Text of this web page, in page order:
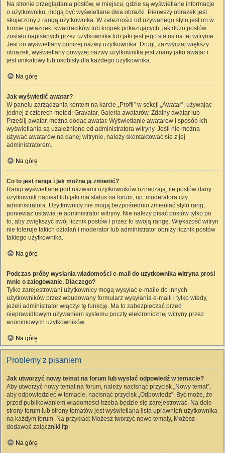
Na stronie przeglądania postów, w miejscu, gdzie są wyświetlane informacje
o użytkowniku, mogą być wyświetlane dwa obrazki. Pierwszy obrazek jest
skojarzony z rangą użytkownika. W zależności od używanego stylu jest on w
formie gwiazdek, kwadracików lub kropek pokazujących, jak dużo postów
zostało napisanych przez użytkownika lub jaki jest jego status na tej witrynie.
Jest on wyświetlany poniżej nazwy użytkownika. Drugi, zazwyczaj większy
obrazek, wyświetlany powyżej nazwy użytkownika jest znany jako awatar i
jest unikatowy lub osobisty dla każdego użytkownika.
Na górę
Jak wyświetlić awatar?
W panelu zarządzania kontem na karcie „Profil” w sekcji „Awatar”, używając
jednej z czterech metod: Gravatar, Galeria awatarów, Zdalny awatar lub
Prześlij awatar, można dodać awatar. Wyświetlanie awatarów i sposób ich
wyświetlania są uzależnione od administratora witryny. Jeśli nie można
używać awatarów na danej witrynie, należy skontaktować się z jej
administratorem.
Na górę
Co to jest ranga i jak można ją zmienić?
Rangi wyświetlane pod nazwami użytkowników oznaczają, ile postów dany
użytkownik napisał lub jaki ma status na forum, np. moderatora czy
administratora. Użytkownicy nie mogą bezpośrednio zmieniać stylu rang,
ponieważ ustawia je administrator witryny. Nie należy pisać postów tylko po
to, aby zwiększyć swój licznik postów i przez to swoją rangę. Większość witryn
nie toleruje takich działań i moderator lub administrator obniży licznik postów
takiego użytkownika.
Na górę
Podczas próby wysłania wiadomości e-mail do użytkownika witryna prosi
mnie o zalogowanie. Dlaczego?
Tylko zarejestrowani użytkownicy mogą wysyłać e-maile do innych
użytkowników przez wbudowany formularz wysyłania e-maili i tylko wtedy,
jeżeli administrator włączył tę funkcję. Ma to zabezpieczać przed
nieprawidłowym używaniem systemu poczty elektronicznej witryny przez
anonimowych użytkowników.
Na górę
Problemy z pisaniem
Jak utworzyć nowy temat na forum lub wysłać odpowiedź w temacie?
Aby utworzyć nowy temat na forum, należy nacisnąć przycisk „Nowy temat”,
aby odpowiedzieć w temacie, nacisnąć przycisk „Odpowiedz”. Być może, że
przed publikowaniem wiadomości trzeba będzie się zarejestrować. Na dole
strony forum lub strony tematów jest wyświetlana lista uprawnień użytkownika
na każdym forum. Na przykład: Możesz tworzyć nowe tematy, Możesz
dodawać załączniki itp.
Na górę